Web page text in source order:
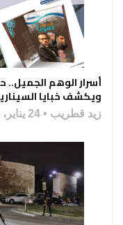
أسرار الوهم
ويكشف خبايا
زيد قطريب 24 يناير، 2026